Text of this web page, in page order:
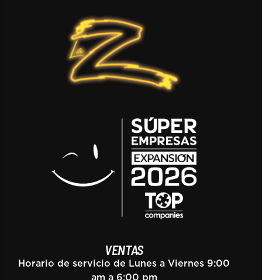
VENTAS
Horario de servicio de Lunes a Viernes 9:00
am a 6:00 pm